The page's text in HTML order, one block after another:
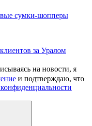
сумки-шопперы
за Уралом
на новости, я
и подтверждаю, что